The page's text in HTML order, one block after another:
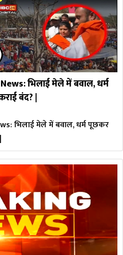
भिलाई मेले में बवाल, धर्म
बंद? |
भिलाई मेले में बवाल, धर्म पूछकर